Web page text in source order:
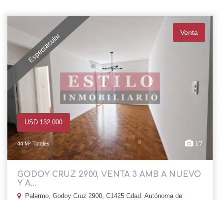
Espectacular Venta
USD 132.000
44 M² Totales 17
GODOY CRUZ 2900, VENTA 3 AMB A NUEVO
Y A...
Palermo, Godoy Cruz 2900, C1425 Cdad. Autónoma de